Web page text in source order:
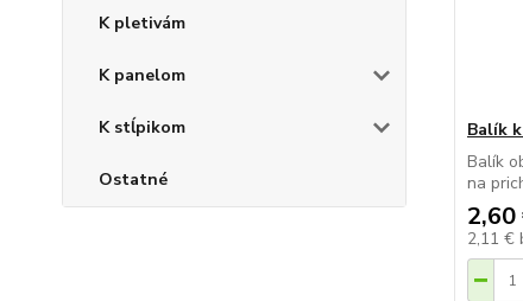
K pletivám
K panelom
K stĺpikom
Ostatné
Balík
Balík
na
2,60
2,11 €